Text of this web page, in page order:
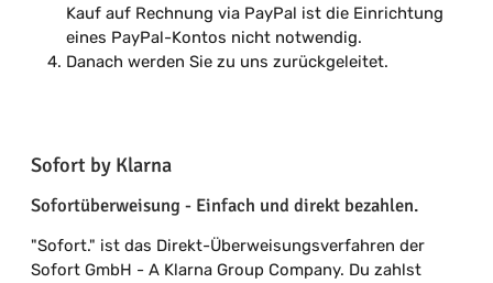
Kauf auf Rechnung via PayPal ist die Einrichtung
eines PayPal-Kontos nicht notwendig.
Danach werden Sie zu uns zurückgeleitet.
Sofort by Klarna
Sofortüberweisung - Einfach und direkt bezahlen.
"Sofort." ist das Direkt-Überweisungsverfahren der
Sofort GmbH - A Klarna Group Company. Du zahlst